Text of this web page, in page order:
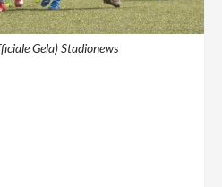
Gela) Stadionews